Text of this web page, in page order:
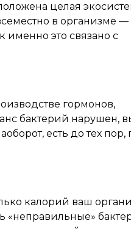
целая
в организме —
именно это связано с
гормонов,
бактерий нарушен,
есть до тех пор,
калорий ваш
«неправильные»